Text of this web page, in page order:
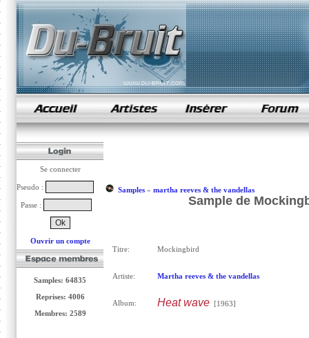
samples de rap
Se connecter
Pseudo :
Passe :
Ouvrir un compte
Samples: 64835
Reprises: 4006
Membres: 2589
Samples» martha reeves & the vandellas
Sample de
Titre: Mockingbird
Artiste: Martha reeves & the vandellas
Album: Heat wave[1963]